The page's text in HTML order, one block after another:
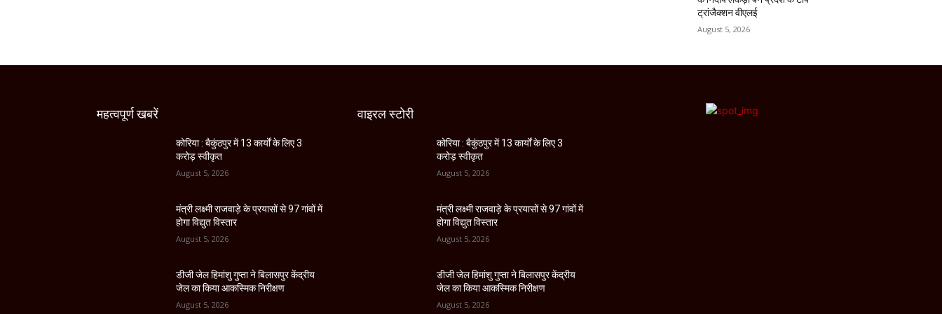
ट्रांजैक्शन वीएलई
August 5, 2026
महत्वपूर्ण खबरें
कोरिया : बैकुंठपुर में 13 कार्यों के लिए 3
करोड़ स्वीकृत
August 5, 2026
मंत्री लक्ष्मी राजवाड़े के प्रयासों से 97 गांवों में
होगा विद्युत विस्तार
August 5, 2026
डीजी जेल हिमांशु गुप्ता ने बिलासपुर केंद्रीय
जेल का किया आकस्मिक निरीक्षण
August 5, 2026
वाइरल स्टोरी
कोरिया : बैकुंठपुर में 13 कार्यों के लिए 3
करोड़ स्वीकृत
August 5, 2026
मंत्री लक्ष्मी राजवाड़े के प्रयासों से 97 गांवों में
होगा विद्युत विस्तार
August 5, 2026
डीजी जेल हिमांशु गुप्ता ने बिलासपुर केंद्रीय
जेल का किया आकस्मिक निरीक्षण
August 5, 2026